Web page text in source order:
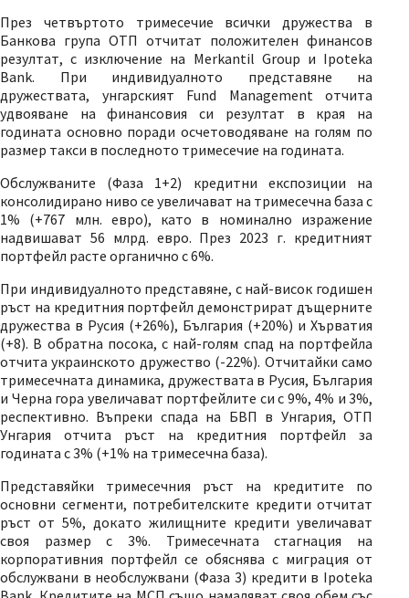
През четвъртото тримесечие всички дружества в
Банкова група ОТП отчитат положителен финансов
резултат, с изключение на Merkantil Group и Ipoteka
Bank. При индивидуалното представяне на
дружествата, унгарският Fund Management отчита
удвояване на финансовия си резултат в края на
годината основно поради осчетоводяване на голям по
размер такси в последното тримесечие на годината.
Обслужваните (Фаза 1+2) кредитни експозиции на
консолидирано ниво се увеличават на тримесечна база с
1% (+767 млн. евро), като в номинално изражение
надвишават 56 млрд. евро. През 2023 г. кредитният
портфейл расте органично с 6%.
При индивидуалното представяне, с най-висок годишен
ръст на кредитния портфейл демонстрират дъщерните
дружества в Русия (+26%), България (+20%) и Хърватия
(+8). В обратна посока, с най-голям спад на портфейла
отчита украинското дружество (-22%). Отчитайки само
тримесечната динамика, дружествата в Русия, България
и Черна гора увеличават портфейлите си с 9%, 4% и 3%,
респективно. Въпреки спада на БВП в Унгария, ОТП
Унгария отчита ръст на кредитния портфейл за
годината с 3% (+1% на тримесечна база).
Представяйки тримесечния ръст на кредитите по
основни сегменти, потребителските кредити отчитат
ръст от 5%, докато жилищните кредити увеличават
своя размер с 3%. Тримесечната стагнация на
корпоративния портфейл се обяснява с миграция от
обслужвани в необслужвани (Фаза 3) кредити в Ipoteka